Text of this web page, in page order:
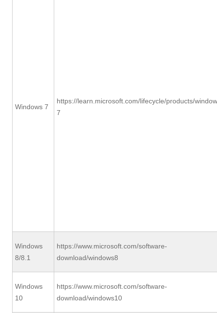
Windows 7
https://learn.microsoft.com/lifecycle/products/
7
Windows
8/8.1
https://www.microsoft.com/software-
download/windows8
Windows
10
https://www.microsoft.com/software-
download/windows10